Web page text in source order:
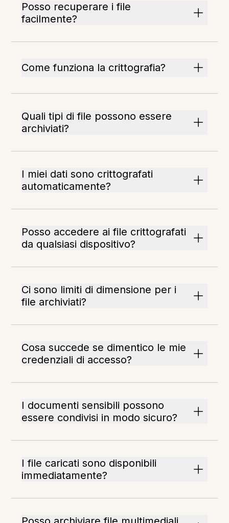
Posso recuperare i file
facilmente?
Come funziona la crittografia?
Quali tipi di file possono essere
archiviati?
I miei dati sono crittografati
automaticamente?
Posso accedere ai file crittografati
da qualsiasi dispositivo?
Ci sono limiti di dimensione per i
file archiviati?
Cosa succede se dimentico le mie
credenziali di accesso?
I documenti sensibili possono
essere condivisi in modo sicuro?
I file caricati sono disponibili
immediatamente?